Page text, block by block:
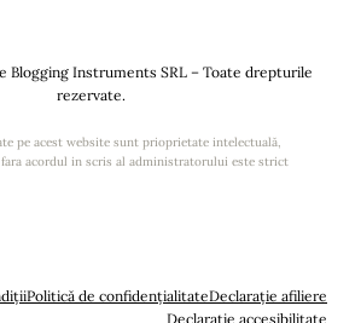
Blogging Instruments SRL – Toate drepturile
rezervate.
pe acest website sunt prioprietate intelectuală,
acordul in scris al administratorului este strict
Politică de confidențialitateDeclarație afiliere
Declarație accesibilitate